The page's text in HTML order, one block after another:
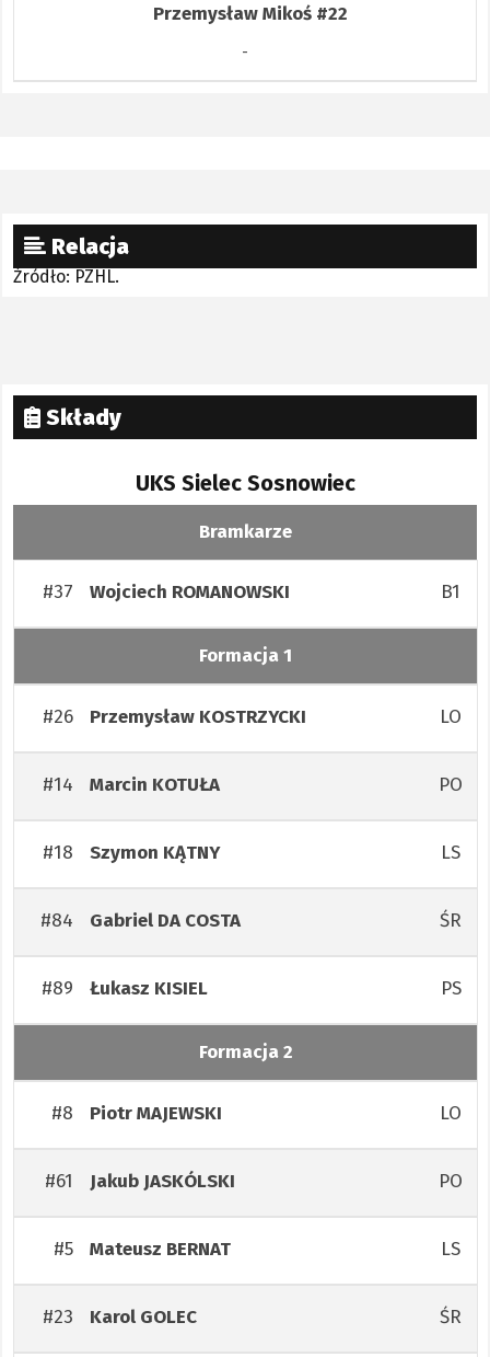
Przemysław Mikoś #22
-
Relacja
Źródło: PZHL.
Składy
UKS Sielec Sosnowiec
Bramkarze
#37 Wojciech ROMANOWSKI B1
Formacja 1
#26 Przemysław KOSTRZYCKI LO
#14 Marcin KOTUŁA PO
#18 Szymon KĄTNY LS
#84 Gabriel DA COSTA ŚR
#89 Łukasz KISIEL PS
Formacja 2
#8 PiotrMAJEWSKI LO
#61 Jakub JASKÓLSKI PO
#5 Mateusz BERNAT LS
#23 Karol GOLEC ŚR